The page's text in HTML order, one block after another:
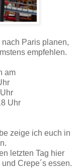
Paris planen,
empfehlen.
am
Uhr
zeige ich euch in
letzten Tag hier
Crepe´s essen.